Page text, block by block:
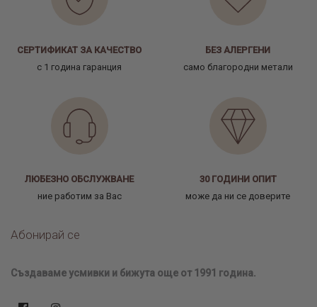
СЕРТИФИКАТ ЗА КАЧЕСТВО
с 1 година гаранция
БЕЗ АЛЕРГЕНИ
само благородни метали
ЛЮБЕЗНО ОБСЛУЖВАНЕ
ние работим за Вас
30 ГОДИНИ ОПИТ
може да ни се доверите
Абонирай се
Създаваме усмивки и бижута още от 1991 година.